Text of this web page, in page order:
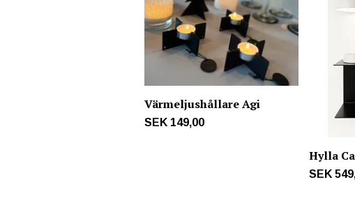
Värmeljushållare Agi
SEK 149,00
Hylla
SEK